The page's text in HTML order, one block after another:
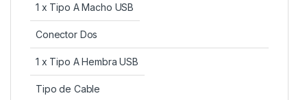
1 x Tipo A Macho USB
Conector Dos
1 x Tipo A Hembra USB
Tipo de Cable